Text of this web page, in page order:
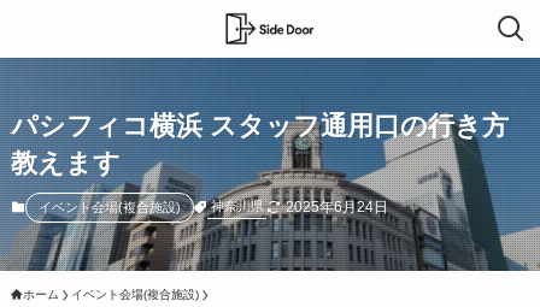
パシフィコ横浜 スタッフ通用口の行き方
教えます
イベント会場(複合施設) 神奈川県 2025年6月24日
ホーム イベント会場(複合施設)